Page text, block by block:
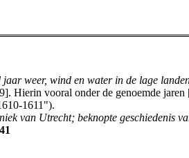
jaar weer, wind en water in de lage
Hierin vooral onder de genoemde
1611").
van Utrecht; beknopte geschiedenis
41